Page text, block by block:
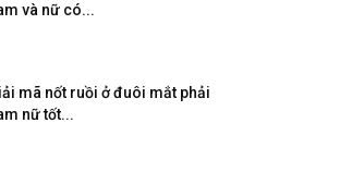
và nữ có...
mã nốt ruồi ở đuôi mắt phải
nữ tốt...